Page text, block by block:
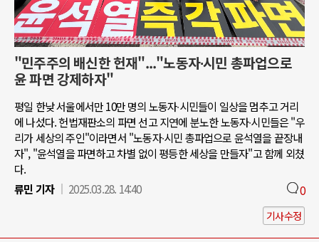
"민주주의 배신한 헌재"..."노동자∙시민 총파업으로
윤 파면 강제하자"
평일 한낮 서울에서만 10만 명의 노동자∙시민들이 일상을 멈추고 거리
에 나섰다. 헌법재판소의 파면 선고 지연에 분노한 노동자∙시민들은 "우
리가 세상의 주인"이라면서 "노동자∙시민 총파업으로 윤석열을 끝장내
자", "윤석열을 파면하고 차별 없이 평등한 세상을 만들자"고 함께 외쳤
다.
류민 기자
2025.03.28. 14:40 0
기사수정